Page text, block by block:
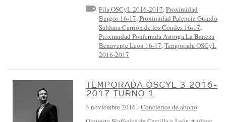
Fila OSCyL 2016-2017,Proximidad
Burgos 16-17,Proximidad Palencia Guardo
Saldaña Carrión de los Condes 16-17,
Proximidad Ponferrada Astorga La Bañeza
Benavente León 16-17,Temporada OSCyL
2016-2017
TEMPORADA OSCYL 3 2016-
2017 TURNO 1
3 noviembre 2016 -Conciertos de abono